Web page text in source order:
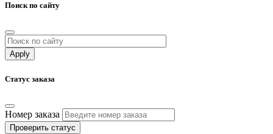
Поиск по сайту
Статус заказа
Номер заказа
Проверить статус